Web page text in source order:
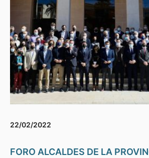
22/02/2022
FORO ALCALDES DE LA